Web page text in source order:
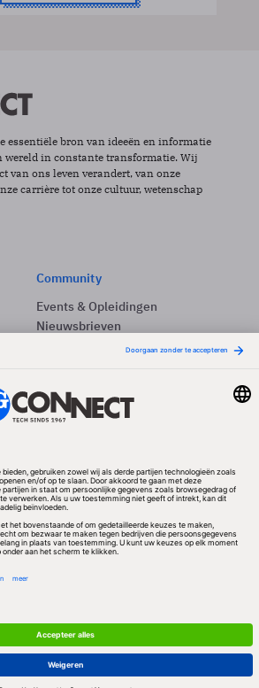
essentiële bron van ideeën en informatie
wereld in constante transformatie. Wij
van ons leven verandert, van onze
carrière tot onze cultuur, wetenschap
Community
Events & Opleidingen
Nieuwsbrieven